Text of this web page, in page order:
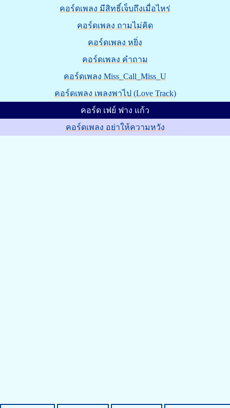
คอร์ดเพลง มีสิทธิ์เจ็บถึงเมื่อไหร่
คอร์ดเพลง ถามไม่คิด
คอร์ดเพลง หยิ่ง
คอร์ดเพลง คำถาม
คอร์ดเพลง Miss_Call_Miss_U
คอร์ดเพลง เพลงพาไป (Love Track)
คอร์ด เฟย์ ฟาง แก้ว
คอร์ดเพลง อย่าให้ความหวัง